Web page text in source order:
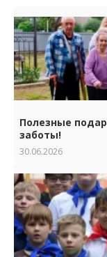
Полезные
заботы!
30.06.2026